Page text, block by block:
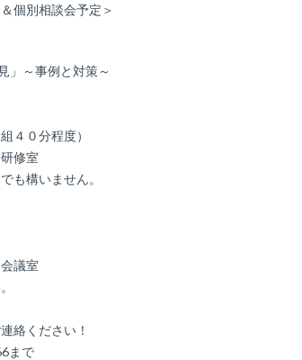
個別相談会予定＞
」～事例と対策～
４０分程度）
修室
も構いません。
議室
絡ください！
まで